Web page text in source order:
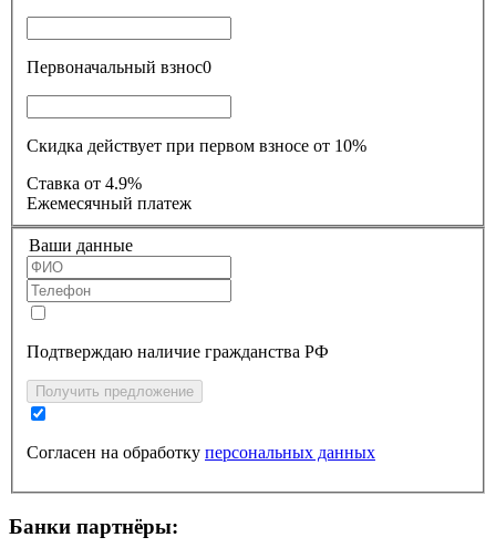
Первоначальный взнос0
Скидка действует при первом взносе от 10%
Ставка
от 4.9%
Ежемесячный платеж
Ваши данные
Подтверждаю наличие гражданства РФ
Получить предложение
Согласен на обработку персональных данных
Банки партнёры: